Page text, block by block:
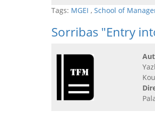
Tags: MGEI , School of
Sorribas "Entry